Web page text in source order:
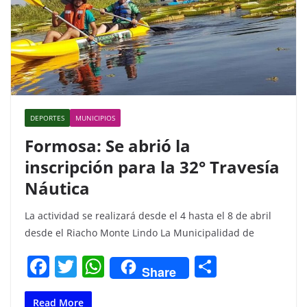
DEPORTES MUNICIPIOS
Formosa: Se abrió la
inscripción para la 32° Travesía
Náutica
La actividad se realizará desde el 4 hasta el 8 de abril
desde el Riacho Monte Lindo La Municipalidad de
F
a
T
w
W
h
Share
Read More